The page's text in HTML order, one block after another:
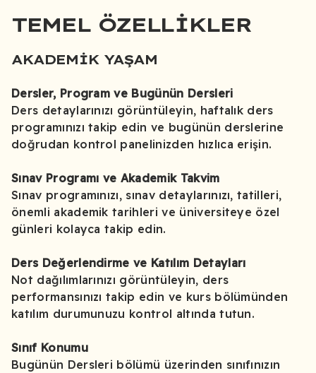
TEMEL ÖZELLIKLER
AKADEMIK YAŞAM
Dersler, Program ve Bugünün Dersleri
Ders detaylarınızı görüntüleyin, haftalık ders
programınızı takip edin ve bugünün derslerine
doğrudan kontrol panelinizden hızlıca erişin.
Sınav Programı ve Akademik Takvim
Sınav programınızı, sınav detaylarınızı, tatilleri,
önemli akademik tarihleri ve üniversiteye özel
günleri kolayca takip edin.
Ders Değerlendirme ve Katılım Detayları
Not dağılımlarınızı görüntüleyin, ders
performansınızı takip edin ve kurs bölümünden
katılım durumunuzu kontrol altında tutun.
Sınıf Konumu
Bugünün Dersleri bölümü üzerinden sınıfınızın